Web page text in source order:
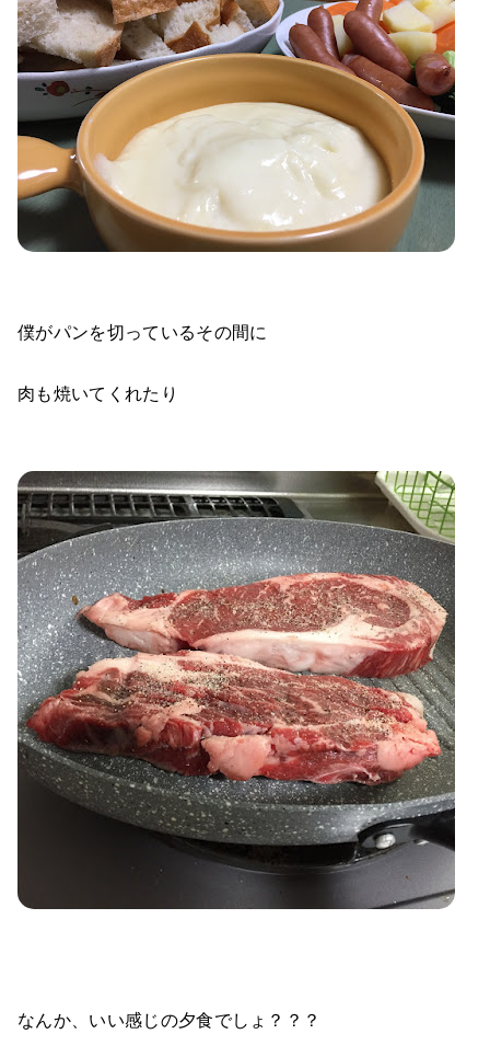
僕がパンを切っているその間に
肉も焼いてくれたり
なんか、いい感じの夕食でしょ？？？